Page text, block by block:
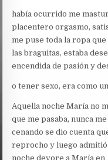
había ocurrido me
placentero orgasmo,
me puse toda la ropa
las braguitas, estaba
encendida de pasión y
o tener sexo, era como
Aquella noche María no
que me pasaba, nunca
cenando se dio cuenta
reprocho y luego
noche devore a María en